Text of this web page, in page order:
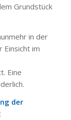
Grundstück
in der
Einsicht im
Eine
der